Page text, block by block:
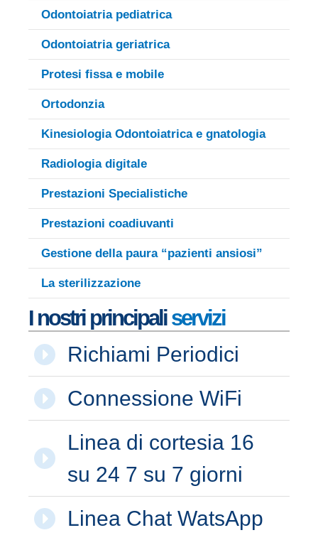
Odontoiatria pediatrica
Odontoiatria geriatrica
Protesi fissa e mobile
Ortodonzia
Kinesiologia Odontoiatrica e gnatologia
Radiologia digitale
Prestazioni Specialistiche
Prestazioni coadiuvanti
Gestione della paura “pazienti ansiosi”
La sterilizzazione
I nostri principaliservizi
Richiami Periodici
Connessione WiFi
Linea di cortesia 16
su 24 7 su 7 giorni
Linea Chat WatsApp